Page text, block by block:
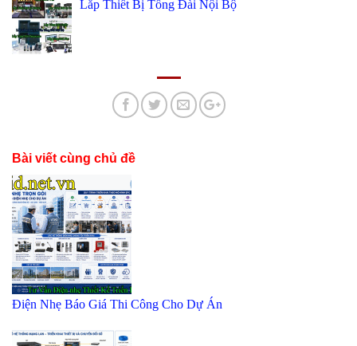
Lắp Thiết Bị Tổng Đài Nội Bộ
Bài viết cùng chủ đề
Điện Nhẹ Báo Giá Thi Công Cho Dự Án